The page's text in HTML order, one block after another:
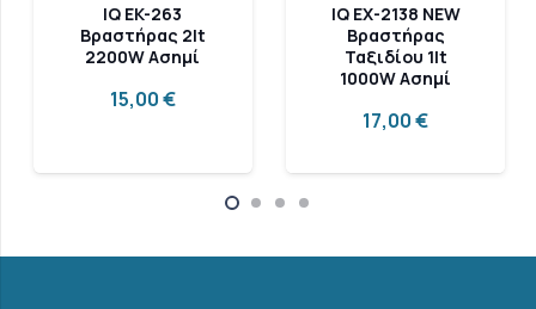
IQ EK-263
Βραστήρας 2lt
2200W Ασημί
15,00€
IQ EX-2138 NEW
Βραστήρας
Ταξιδίου 1lt
1000W Ασημί
17,00€